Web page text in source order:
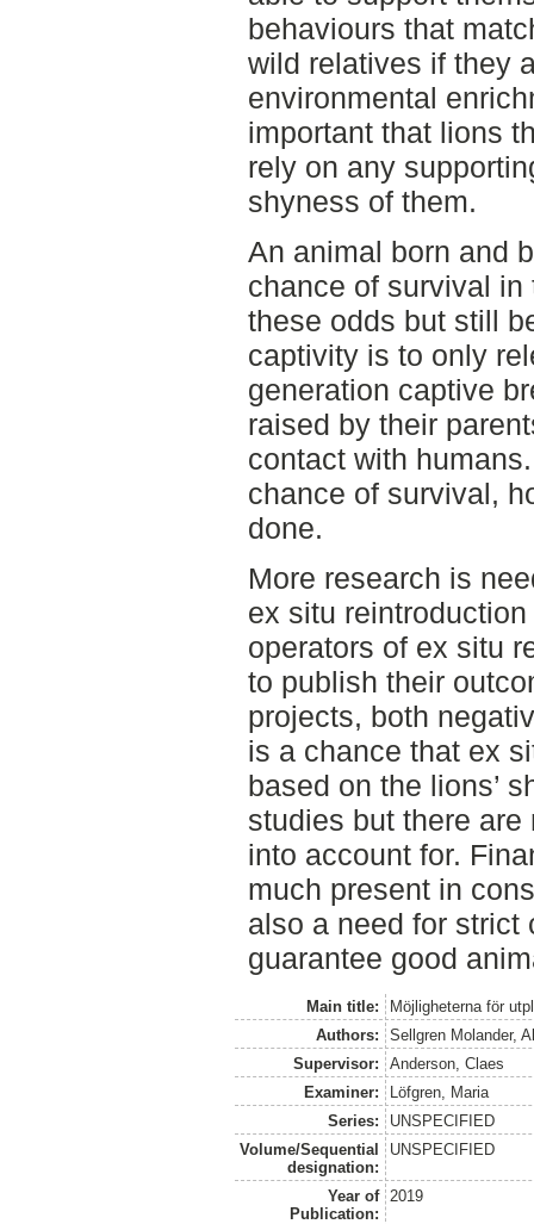
behaviours that
wild relatives if they
environmental
important that lions
rely on any
shyness of them.
An animal born and
chance of survival
these odds but still
captivity is to only
generation captive
raised by their
contact with
chance of survival,
done.
More research is
ex situ
operators of ex situ
to publish their
projects, both
is a chance that ex
based on the lions’
studies but there
into account for.
much present in
also a need for strict
guarantee good
Main title:
Möjligheterna för
Authors:
Sellgren Molander,
Supervisor:
Anderson, Claes
Examiner:
Löfgren, Maria
Series:
UNSPECIFIED
Volume/Sequential
designation:
UNSPECIFIED
Year of
Publication:
2019